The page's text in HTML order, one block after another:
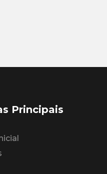
Principais